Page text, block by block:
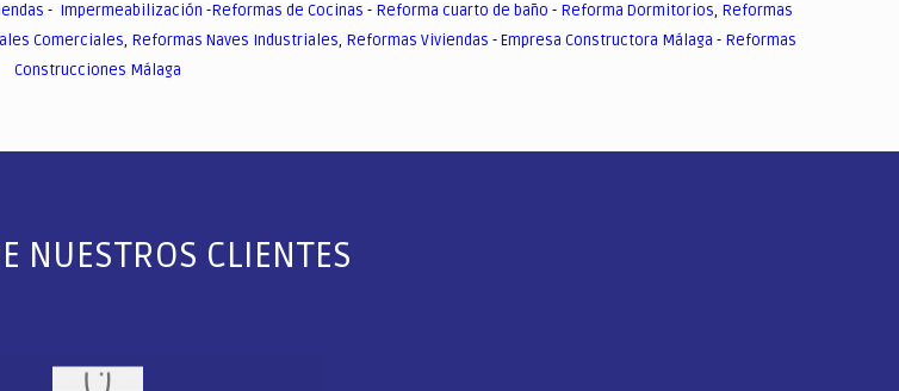
- Impermeabilización -Reformas de Cocinas - Reforma cuarto de baño - Reforma Dormitorios, Reformas
Comerciales, Reformas Naves Industriales, Reformas Viviendas -Empresa Constructora Málaga - Reformas
Construcciones Málaga
NUESTROS CLIENTES